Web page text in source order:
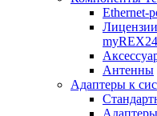
Ethernet-
Антенны
Адаптеры к